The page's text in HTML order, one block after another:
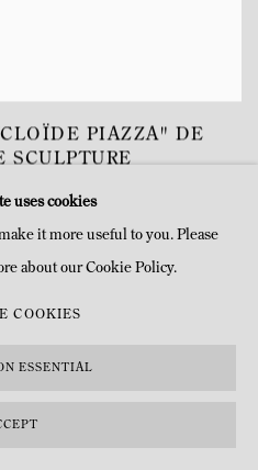
PIAZZA" DE
SCULPTURE
FIGARO, AOÛT 4, 2024
uses cookies
it more useful to you. Please
about our Cookie Policy.
COOKIES
ESSENTIAL